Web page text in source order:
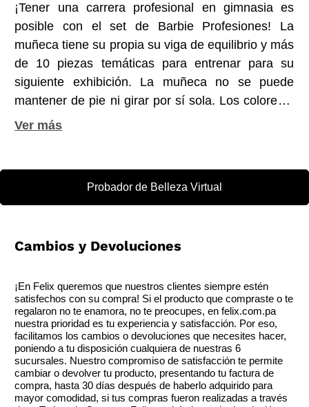
¡Tener una carrera profesional en gimnasia es
posible con el set de Barbie Profesiones! La
muñeca tiene su propia su viga de equilibrio y más
de 10 piezas temáticas para entrenar para su
siguiente exhibición. La muñeca no se puede
mantener de pie ni girar por sí sola. Los colores y
las decoraciones pueden variar.
Probador de Belleza Virtual
Cambios y Devoluciones
¡En Felix queremos que nuestros clientes siempre estén
satisfechos con su compra! Si el producto que compraste o te
regalaron no te enamora, no te preocupes, en felix.com.pa
nuestra prioridad es tu experiencia y satisfacción. Por eso,
facilitamos los cambios o devoluciones que necesites hacer,
poniendo a tu disposición cualquiera de nuestras 6
sucursales. Nuestro compromiso de satisfacción te permite
cambiar o devolver tu producto, presentando tu factura de
compra, hasta 30 días después de haberlo adquirido para
mayor comodidad, si tus compras fueron realizadas a través